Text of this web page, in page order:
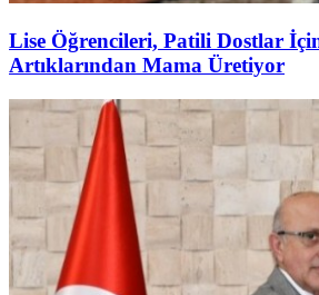
Lise Öğrencileri, Patili Dostlar
Artıklarından Mama Üretiyor